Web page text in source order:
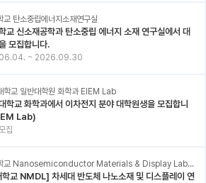
교 탄소중립에너지소재연구실
교 신소재공학과 탄소중립 에너지 소재 연구실에서 대
모집합니다.
~ 2026.09.30
학교 일반대학원 화학과 EIEM Lab
학교 화학과에서 이차전지 분야 대학원생을 모집합니
Lab)
집
한양대학교 Nanosemiconductor Materials & Display Laboratory
학교 NMDL] 차세대 반도체 나노소재 및 디스플레이 연